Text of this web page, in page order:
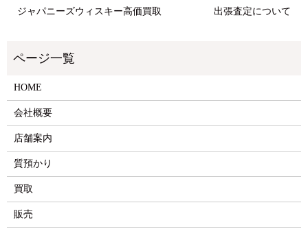
ジャパニーズウィスキー高価買取 出張査定について
HOME
会社概要
店舗案内
質預かり
買取
販売